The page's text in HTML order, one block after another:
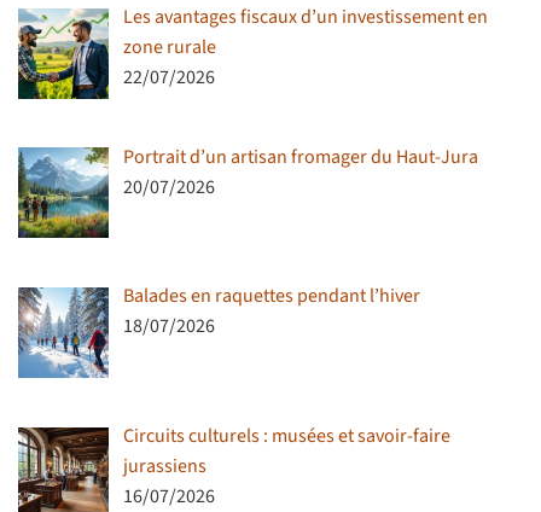
Les avantages fiscaux d’un investissement en
zone rurale
22/07/2026
Portrait d’un artisan fromager du Haut-Jura
20/07/2026
Balades en raquettes pendant l’hiver
18/07/2026
Circuits culturels : musées et savoir-faire
jurassiens
16/07/2026